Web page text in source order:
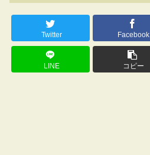
Twitter Facebook
LINE コピー